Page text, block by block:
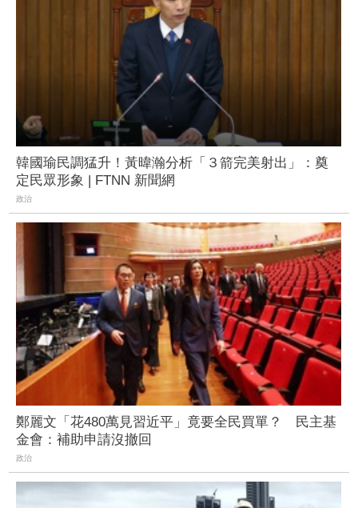
韓國瑜民調猛升！黃暐瀚分析「３箭完美射出」：奠
定民眾形象 | FTNN 新聞網
政治
鄭麗文「花480萬見習近平」竟要全民買單？ 民主基
金會：補助申請沒撤回
政治